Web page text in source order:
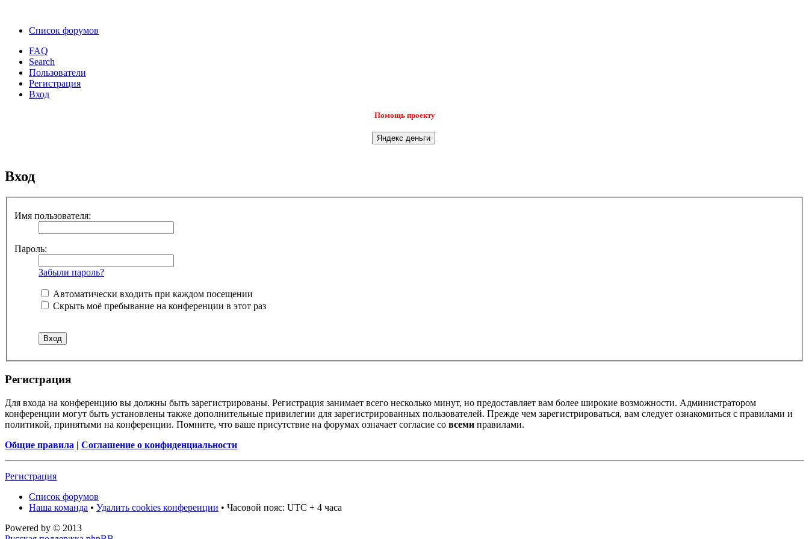
Список форумов
FAQ
Search
Пользователи
Регистрация
Вход
Помощь проекту
Вход
Имя пользователя:
Пароль:
Забыли пароль?
Автоматически входить при каждом посещении
Скрыть моё пребывание на конференции в этот раз
Регистрация
Для входа на конференцию вы должны быть зарегистрированы. Регистрация занимает всего несколько минут, но предоставляет вам более широкие возможности. Администратором
конференции могут быть установлены также дополнительные привилегии для зарегистрированных пользователей. Прежде чем зарегистрироваться, вам следует ознакомиться с правилами и
политикой, принятыми на конференции. Помните, что ваше присутствие на форумах означает согласие со всеми правилами.
Общие правила | Соглашение о конфиденциальности
Регистрация
Список форумов
Наша команда • Удалить cookies конференции • Часовой пояс: UTC + 4 часа
Powered by © 2013